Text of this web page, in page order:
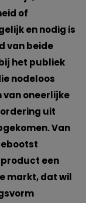
of
en nodig is
van beide
het publiek
nodeloos
van oneerlijke
uit
Van
een
markt, dat wil